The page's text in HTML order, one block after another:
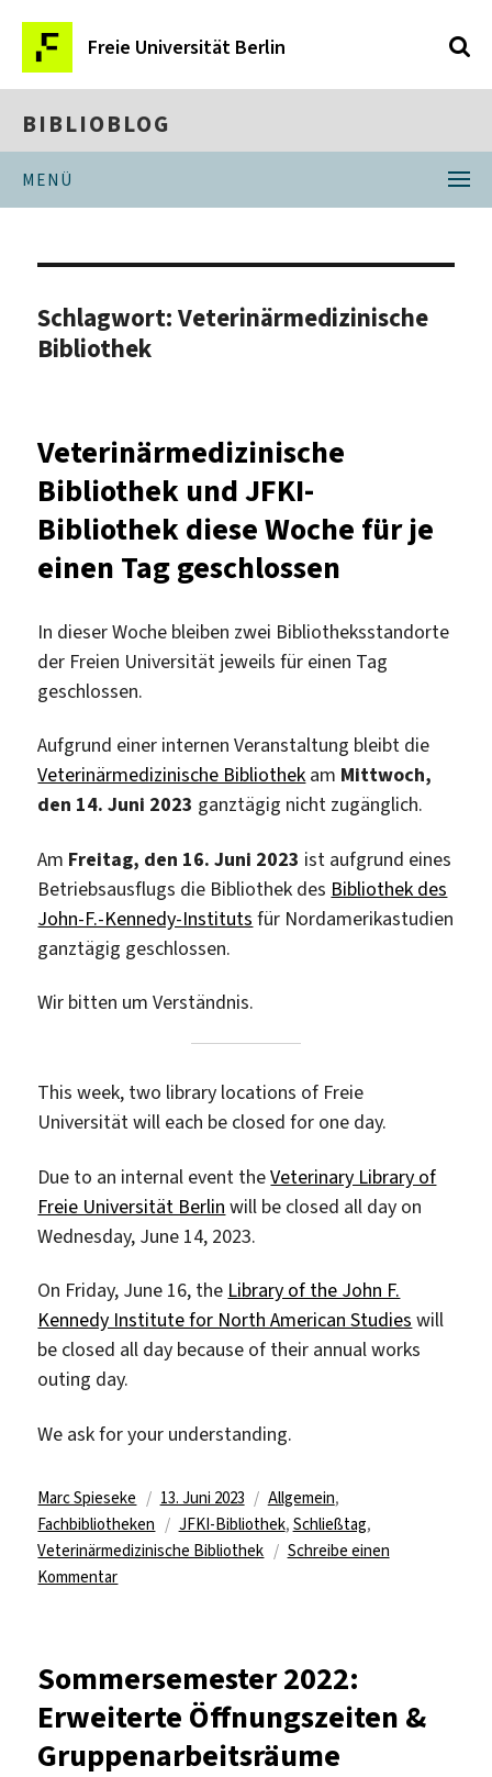
Freie Universität Berlin
BIBLIOBLOG
MENÜ
Schlagwort:Veterinärmedizinische
Bibliothek
Veterinärmedizinische
Bibliothek und JFKI-
Bibliothek diese Woche für je
einen Tag geschlossen
In dieser Woche bleiben zwei Bibliotheksstandorte
der Freien Universität jeweils für einen Tag
geschlossen.
Aufgrund einer internen Veranstaltung bleibt die
Veterinärmedizinische Bibliothek am Mittwoch,
den 14. Juni 2023 ganztägig nicht zugänglich.
Am Freitag, den 16. Juni 2023 ist aufgrund eines
Betriebsausflugs die Bibliothek des Bibliothek des
John-F.-Kennedy-Instituts für Nordamerikastudien
ganztägig geschlossen.
Wir bitten um Verständnis.
This week, two library locations of Freie
Universität will each be closed for one day.
Due to an internal event theVeterinary Library of
Freie Universität Berlin will be closed all day on
Wednesday, June 14, 2023.
On Friday, June 16, the Library of the John F.
Kennedy Institute for North American Studies will
be closed all day because of their annual works
outing day.
We ask for your understanding.
Autor
Marc Spieseke
Veröffentlicht
am
13. Juni 2023 Kategorien
Allgemein,
Fachbibliotheken
Schlagwörter
JFKI-Bibliothek, Schließtag,
Veterinärmedizinische Bibliothek
Schreibe einen
Kommentarzu
JFKI-
Bibliothek
diese
Woche
Sommersemester 2022:
Erweiterte Öffnungszeiten &
Gruppenarbeitsräume